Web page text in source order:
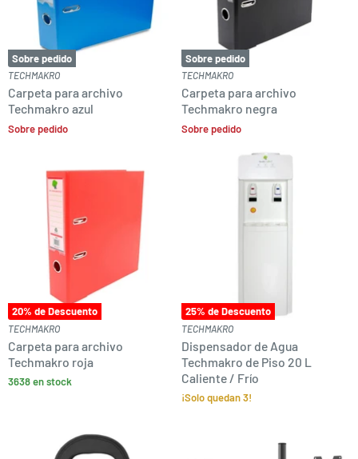
Sobre pedido
TECHMAKRO
Carpeta para archivo
Techmakro azul
Sobre pedido
Sobre pedido
TECHMAKRO
Carpeta para archivo
Techmakro negra
Sobre pedido
20% de Descuento
TECHMAKRO
Carpeta para archivo
Techmakro roja
3638 en stock
25% de Descuento
TECHMAKRO
Dispensador de Agua
Techmakro de Piso 20 L
Caliente / Frío
¡Solo quedan 3!